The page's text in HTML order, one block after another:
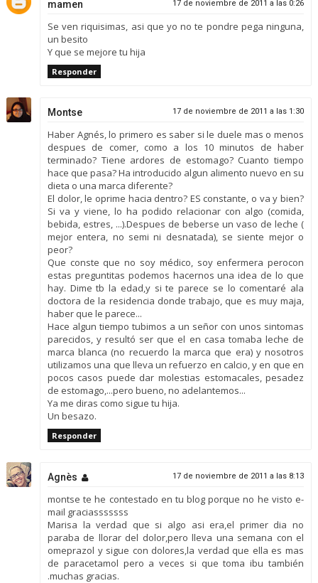
mamen 17 de noviembre de 2011 a las 0:26
Se ven riquisimas, asi que yo no te pondre pega ninguna,
un besito
Y que se mejore tu hija
Responder
Montse 17 de noviembre de 2011 a las 1:30
Haber Agnés, lo primero es saber si le duele mas o menos
despues de comer, como a los 10 minutos de haber
terminado? Tiene ardores de estomago? Cuanto tiempo
hace que pasa? Ha introducido algun alimento nuevo en su
dieta o una marca diferente?
El dolor, le oprime hacia dentro? ES constante, o va y bien?
Si va y viene, lo ha podido relacionar con algo (comida,
bebida, estres, ...).Despues de beberse un vaso de leche (
mejor entera, no semi ni desnatada), se siente mejor o
peor?
Que conste que no soy médico, soy enfermera perocon
estas preguntitas podemos hacernos una idea de lo que
hay. Dime tb la edad,y si te parece se lo comentaré ala
doctora de la residencia donde trabajo, que es muy maja,
haber que le parece...
Hace algun tiempo tubimos a un señor con unos sintomas
parecidos, y resultó ser que el en casa tomaba leche de
marca blanca (no recuerdo la marca que era) y nosotros
utilizamos una que lleva un refuerzo en calcio, y en que en
pocos casos puede dar molestias estomacales, pesadez
de estomago,...pero bueno, no adelantemos...
Ya me diras como sigue tu hija.
Un besazo.
Responder
Agnès 17 de noviembre de 2011 a las 8:13
montse te he contestado en tu blog porque no he visto e-
mail graciasssssss
Marisa la verdad que si algo asi era,el primer dia no
paraba de llorar del dolor,pero lleva una semana con el
omeprazol y sigue con dolores,la verdad que ella es mas
de paracetamol pero a veces si que toma ibu también
.muchas gracias.